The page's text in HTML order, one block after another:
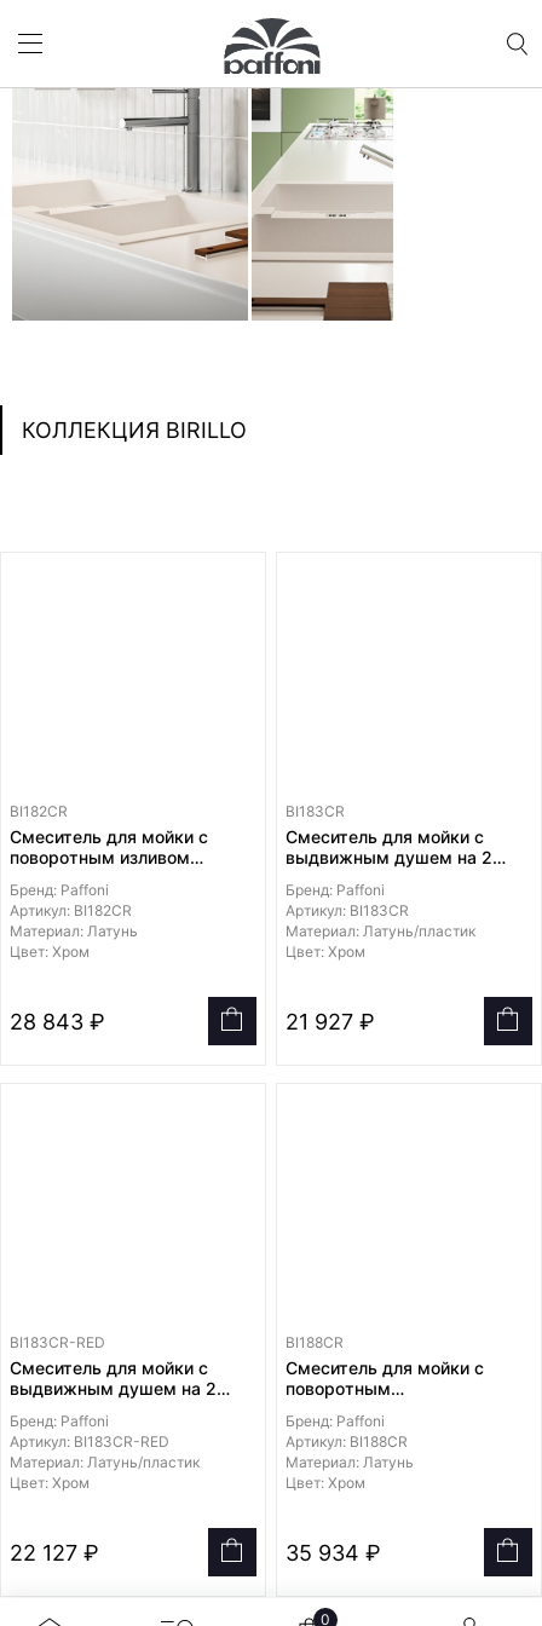
КОЛЛЕКЦИЯ BIRILLO
BI182CR
Смеситель для мойки с
поворотным изливом
Бренд: Paffoni
Артикул: BI182CR
Материал: Латунь
Цвет: Хром
28 843 ₽
BI183CR
Смеситель для мойки с
выдвижным душем на 2
Бренд: Paffoni
Артикул: BI183CR
Материал: Латунь/пластик
Цвет: Хром
21 927 ₽
BI183CR-RED
Смеситель для мойки с
выдвижным душем на 2
Бренд: Paffoni
Артикул: BI183CR-RED
Материал: Латунь/пластик
Цвет: Хром
22 127 ₽
BI188CR
Смеситель для мойки с
поворотным
горизонтальной удлиненной
ручкой
Бренд: Paffoni
Артикул: BI188CR
Материал: Латунь
Цвет: Хром
35 934 ₽
0